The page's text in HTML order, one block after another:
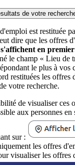
de votre
est restituée
dire que les offres
s'affichent en premier
le champ « Lieu de
le plus à vos
restituées les offres
votre recherche.
de visualiser ces
aux personnes en
sur :
les offres
visualiser les offres